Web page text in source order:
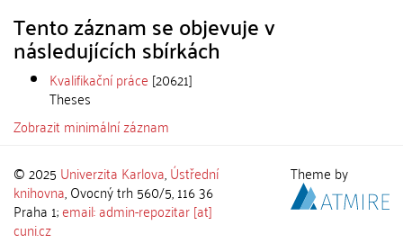
Tento záznam se objevuje v
následujících sbírkách
Kvalifikační práce [20621]
Theses
Zobrazit minimální záznam
© 2025 Univerzita Karlova,Ústřední
knihovna, Ovocný trh 560/5, 116 36
Praha 1;email: admin-repozitar [at]
cuni.cz
Theme by